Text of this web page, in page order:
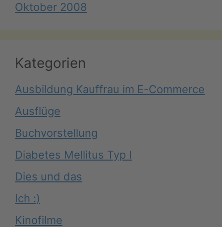
Oktober 2008
Kategorien
Ausbildung Kauffrau im E-Commerce
Ausflüge
Buchvorstellung
Diabetes Mellitus Typ I
Dies und das
Ich :)
Kinofilme